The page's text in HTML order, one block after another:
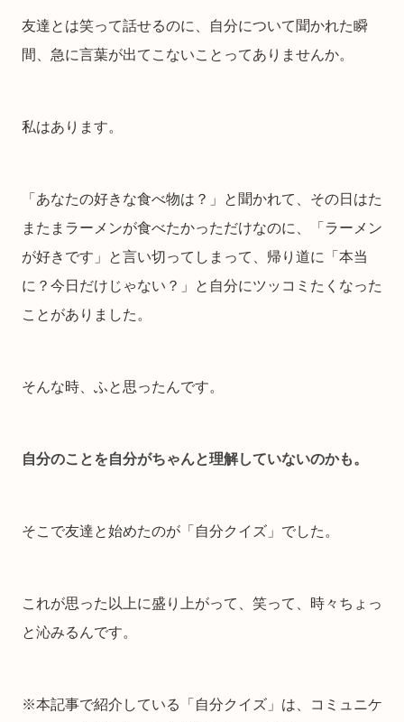
友達とは笑って話せるのに、自分について聞かれた瞬
間、急に言葉が出てこないことってありませんか。
私はあります。
「あなたの好きな食べ物は？」と聞かれて、その日はた
またまラーメンが食べたかっただけなのに、「ラーメン
が好きです」と言い切ってしまって、帰り道に「本当
に？今日だけじゃない？」と自分にツッコミたくなった
ことがありました。
そんな時、ふと思ったんです。
自分のことを自分がちゃんと理解していないのかも。
そこで友達と始めたのが「自分クイズ」でした。
これが思った以上に盛り上がって、笑って、時々ちょっ
と沁みるんです。
※本記事で紹介している「自分クイズ」は、コミュニケ